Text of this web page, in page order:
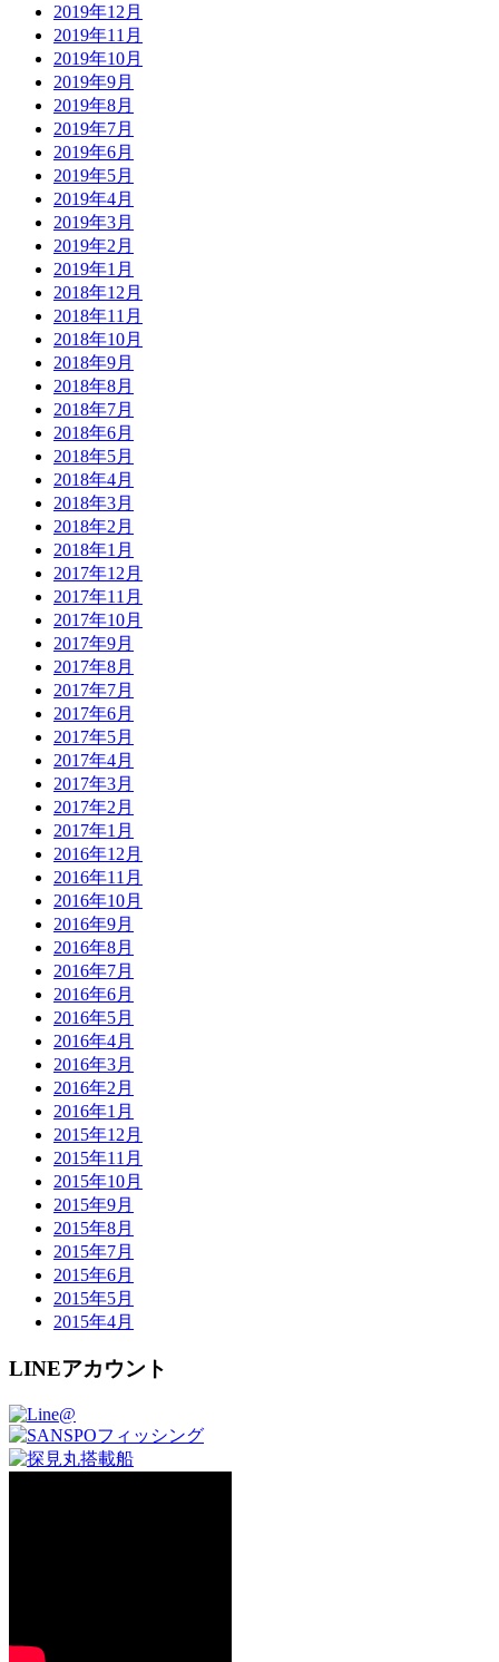
2019年12月
2019年11月
2019年10月
2019年9月
2019年8月
2019年7月
2019年6月
2019年5月
2019年4月
2019年3月
2019年2月
2019年1月
2018年12月
2018年11月
2018年10月
2018年9月
2018年8月
2018年7月
2018年6月
2018年5月
2018年4月
2018年3月
2018年2月
2018年1月
2017年12月
2017年11月
2017年10月
2017年9月
2017年8月
2017年7月
2017年6月
2017年5月
2017年4月
2017年3月
2017年2月
2017年1月
2016年12月
2016年11月
2016年10月
2016年9月
2016年8月
2016年7月
2016年6月
2016年5月
2016年4月
2016年3月
2016年2月
2016年1月
2015年12月
2015年11月
2015年10月
2015年9月
2015年8月
2015年7月
2015年6月
2015年5月
2015年4月
LINEアカウント